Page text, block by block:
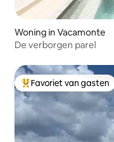
Woning in Vacamonte
De verborgen parel
Topfavoriet van gasten
Favoriet van gasten